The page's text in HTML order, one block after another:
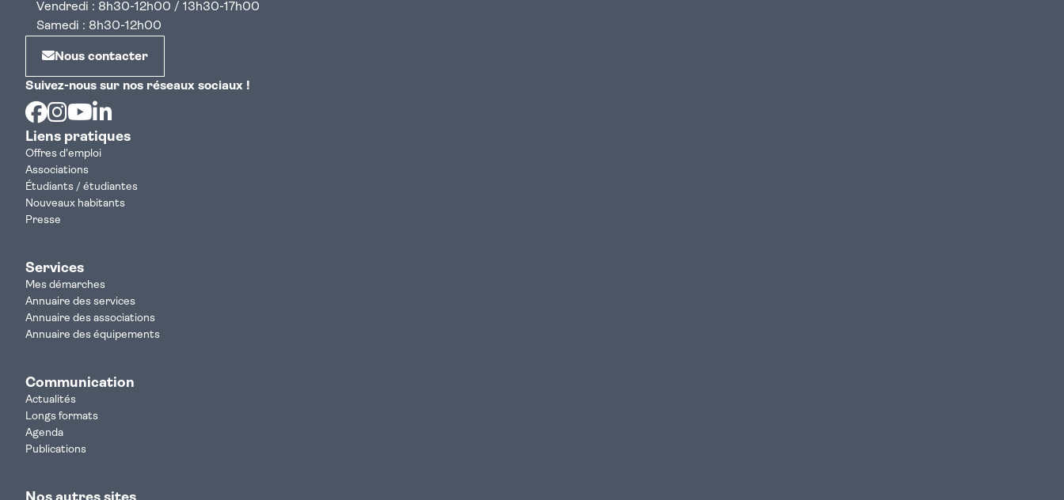
Vendredi : 8h30-12h00 / 13h30-17h00
Samedi : 8h30-12h00
Nous contacter
Suivez-nous sur nos réseaux sociaux !
Facebook
Instagram
Youtube
Liens pratiques
Offres d'emploi
Associations
Étudiants / étudiantes
Nouveaux habitants
Presse
Services
Mes démarches
Annuaire des services
Annuaire des associations
Annuaire des équipements
Communication
Actualités
Longs formats
Agenda
Publications